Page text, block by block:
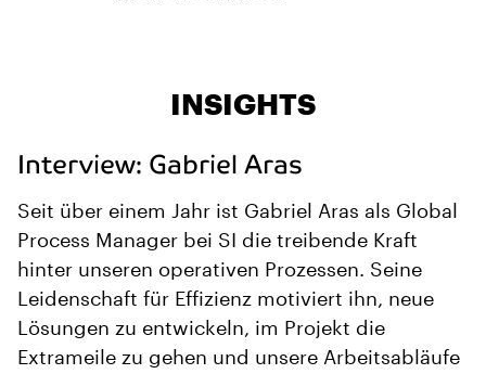
INSIGHTS
Interview: Gabriel Aras
Seit über einem Jahr ist Gabriel Aras als Global
Process Manager bei SI die treibende Kraft
hinter unseren operativen Prozessen. Seine
Leidenschaft für Effizienz motiviert ihn, neue
Lösungen zu entwickeln, im Projekt die
Extrameile zu gehen und unsere Arbeitsabläufe